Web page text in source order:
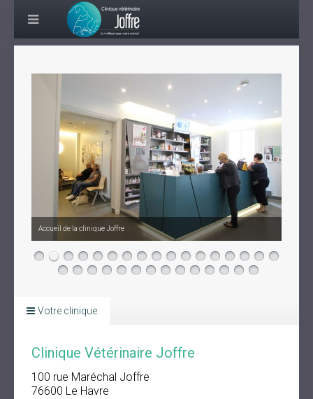
Accueil de la clinique Joffre
Votre clinique
Clinique Vétérinaire Joffre
100 rue Maréchal Joffre
76600 Le Havre